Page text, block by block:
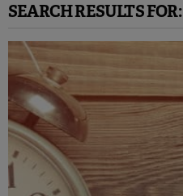
SEARCH RESULTS FOR: